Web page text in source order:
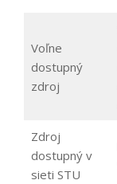
Voľne
dostupný
zdroj
Zdroj
dostupný v
sieti STU